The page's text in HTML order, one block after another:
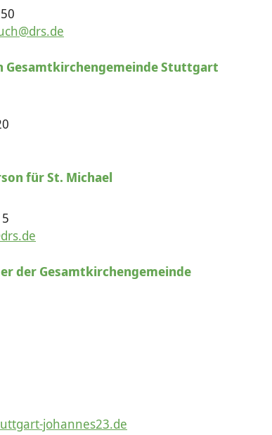
Gesamt­kirchen­gemeinde Stuttgart
für St. Michael
der Gesamt­kirchen­gemeinde
johannes23.de